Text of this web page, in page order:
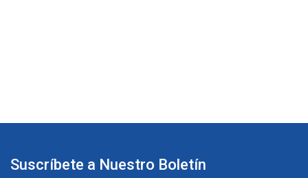
Suscríbete a Nuestro Boletín